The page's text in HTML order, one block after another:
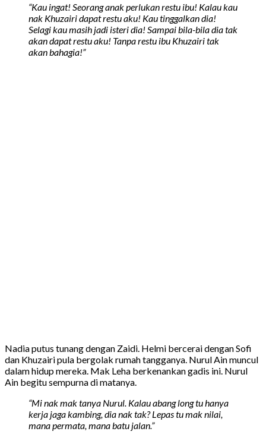
“Kau ingat! Seorang anak perlukan restu ibu! Kalau kau
nak Khuzairi dapat restu aku! Kau tinggalkan dia!
Selagi kau masih jadi isteri dia! Sampai bila-bila dia tak
akan dapat restu aku! Tanpa restu ibu Khuzairi tak
akan bahagia!”
Nadia putus tunang dengan Zaidi. Helmi bercerai dengan Sofi
dan Khuzairi pula bergolak rumah tangganya. Nurul Ain muncul
dalam hidup mereka. Mak Leha berkenankan gadis ini. Nurul
Ain begitu sempurna di matanya.
“Mi nak mak tanya Nurul. Kalau abang long tu hanya
kerja jaga kambing, dia nak tak? Lepas tu mak nilai,
mana permata, mana batu jalan.”